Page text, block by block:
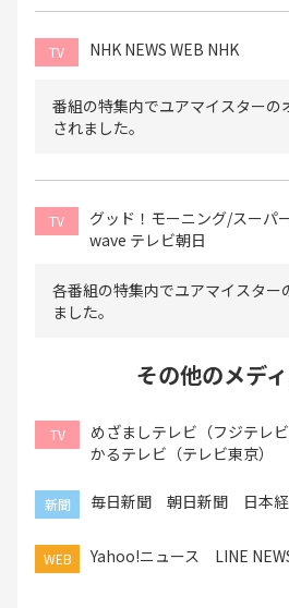
TV NHK NEWS WEB NHK
番組の特集内でユアマイスターの
されました。
TV
グッド！モーニング/スーパ
wave テレビ朝日
各番組の特集内でユアマイスター
ました。
その他のメデ
TV
めざましテレビ（フジテレ
かるテレビ（テレビ東京）
新聞 毎日新聞 朝日新聞 日本
WEB Yahoo!ニュース LINE